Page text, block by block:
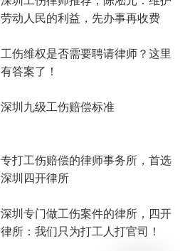
劳动人民的利益，先办事再收费
工伤维权是否需要聘请律师？这里
有答案了！
深圳九级工伤赔偿标准
专打工伤赔偿的律师事务所，首选
深圳四开律所
深圳专门做工伤案件的律所，四开
律所：我们只为打工人打官司！